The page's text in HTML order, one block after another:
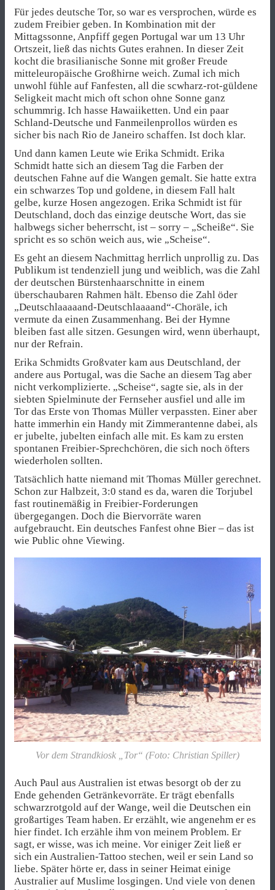
Für jedes deutsche Tor, so war es versprochen, würde es
zudem Freibier geben. In Kombination mit der
Mittagssonne, Anpfiff gegen Portugal war um 13 Uhr
Ortszeit, ließ das nichts Gutes erahnen. In dieser Zeit
kocht die brasilianische Sonne mit großer Freude
mitteleuropäische Großhirne weich. Zumal ich mich
unwohl fühle auf Fanfesten, all die scwharz-rot-güldene
Seligkeit macht mich oft schon ohne Sonne ganz
schummrig. Ich hasse Hawaiiketten. Und ein paar
Schland-Deutsche und Fanmeilenprollos würden es
sicher bis nach Rio de Janeiro schaffen. Ist doch klar.
Und dann kamen Leute wie Erika Schmidt. Erika
Schmidt hatte sich an diesem Tag die Farben der
deutschen Fahne auf die Wangen gemalt. Sie hatte extra
ein schwarzes Top und goldene, in diesem Fall halt
gelbe, kurze Hosen angezogen. Erika Schmidt ist für
Deutschland, doch das einzige deutsche Wort, das sie
halbwegs sicher beherrscht, ist – sorry – „Scheiße“. Sie
spricht es so schön weich aus, wie „Scheise“.
Es geht an diesem Nachmittag herrlich unprollig zu. Das
Publikum ist tendenziell jung und weiblich, was die Zahl
der deutschen Bürstenhaarschnitte in einem
überschaubaren Rahmen hält. Ebenso die Zahl öder
„Deutschlaaaaand-Deutschlaaaand“-Choräle, ich
vermute da einen Zusammenhang. Bei der Hymne
bleiben fast alle sitzen. Gesungen wird, wenn überhaupt,
nur der Refrain.
Erika Schmidts Großvater kam aus Deutschland, der
andere aus Portugal, was die Sache an diesem Tag aber
nicht verkomplizierte. „Scheise“, sagte sie, als in der
siebten Spielminute der Fernseher ausfiel und alle im
Tor das Erste von Thomas Müller verpassten. Einer aber
hatte immerhin ein Handy mit Zimmerantenne dabei, als
er jubelte, jubelten einfach alle mit. Es kam zu ersten
spontanen Freibier-Sprechchören, die sich noch öfters
wiederholen sollten.
Tatsächlich hatte niemand mit Thomas Müller gerechnet.
Schon zur Halbzeit, 3:0 stand es da, waren die Torjubel
fast routinemäßig in Freibier-Forderungen
übergegangen. Doch die Biervorräte waren
aufgebraucht. Ein deutsches Fanfest ohne Bier – das ist
wie Public ohne Viewing.
Vor dem Strandkiosk „Tor“ (Foto: Christian Spiller)
Auch Paul aus Australien ist etwas besorgt ob der zu
Ende gehenden Getränkevorräte. Er trägt ebenfalls
schwarzrotgold auf der Wange, weil die Deutschen ein
großartiges Team haben. Er erzählt, wie angenehm er es
hier findet. Ich erzähle ihm von meinem Problem. Er
sagt, er wisse, was ich meine. Vor einiger Zeit ließ er
sich ein Australien-Tattoo stechen, weil er sein Land so
liebe. Später hörte er, dass in seiner Heimat einige
Australier auf Muslime losgingen. Und viele von denen